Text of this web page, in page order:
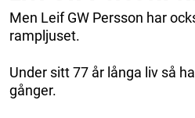
Men Leif GW Persson har
rampljuset.
Under sitt 77 år långa liv så
gånger.